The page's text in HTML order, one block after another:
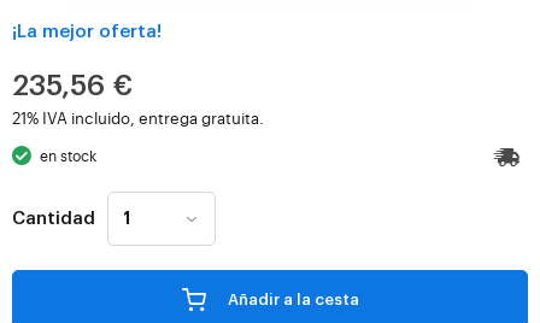
¡La mejor oferta!
235,56 €
21% IVA incluido, entrega gratuita.
en stock
Cantidad
Añadir a la cesta